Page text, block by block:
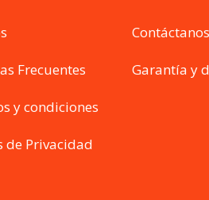
Frecuentes
y condiciones
de Privacidad
Contáctanos
Garantía y